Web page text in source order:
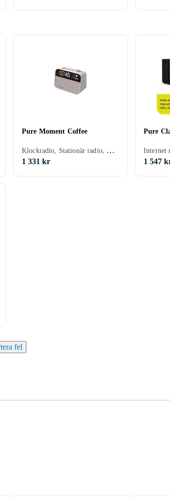
Pure Moment Coffee
Klockradio, Stationär radio, Bärbar radio, FM, DAB, DAB+, Batteri, Nätström, Klockradio med alarm, Display
1 331 kr
Pure
1 547
fel